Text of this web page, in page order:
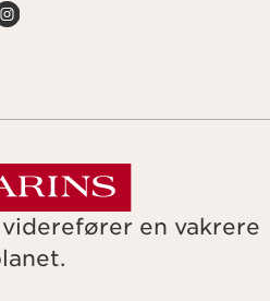
en vakrere